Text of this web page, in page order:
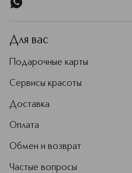
Для вас
Подарочные карты
Сервисы красоты
Доставка
Оплата
Обмен и возврат
Частые вопросы